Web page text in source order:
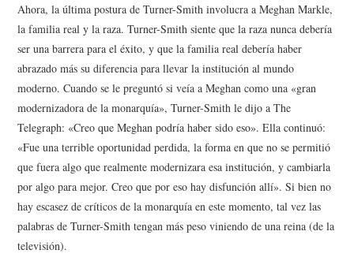
Ahora, la última postura de Turner-Smith involucra a Meghan Markle,
la familia real y la raza. Turner-Smith siente que la raza nunca debería
ser una barrera para el éxito, y que la familia real debería haber
abrazado más su diferencia para llevar la institución al mundo
moderno. Cuando se le preguntó si veía a Meghan como una «gran
modernizadora de la monarquía», Turner-Smith le dijo a The
Telegraph: «Creo que Meghan podría haber sido eso». Ella continuó:
«Fue una terrible oportunidad perdida, la forma en que no se permitió
que fuera algo que realmente modernizara esa institución, y cambiarla
por algo para mejor. Creo que por eso hay disfunción allí». Si bien no
hay escasez de críticos de la monarquía en este momento, tal vez las
palabras de Turner-Smith tengan más peso viniendo de una reina (de la
televisión).